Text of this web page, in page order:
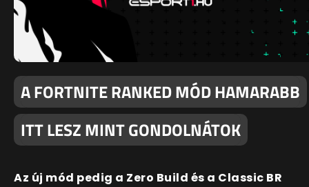
A FORTNITE RANKED MÓD HAMARABB
ITT LESZ MINT GONDOLNÁTOK
Az új mód pedig a Zero Build és a Classic BR